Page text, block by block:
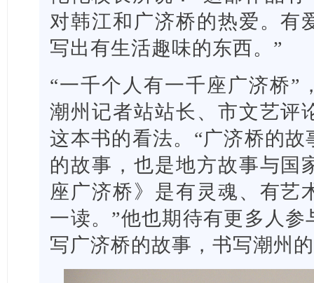
对韩江和广济桥的热爱。有
写出有生活趣味的东西。”
“一千个人有一千座广济桥”
潮州记者站站长、市文艺评
这本书的看法。“广济桥的
的故事，也是地方故事与国
座广济桥》是有灵魂、有艺
一读。”他也期待有更多人
写广济桥的故事，书写潮州